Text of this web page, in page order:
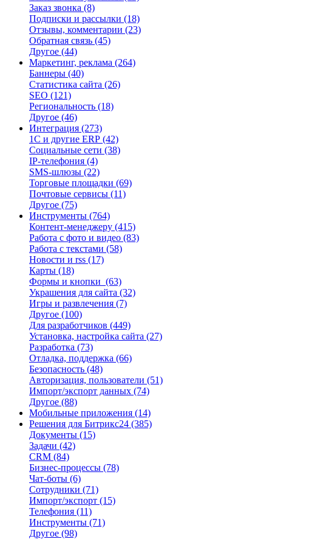
Заказ звонка (8)
Подписки и рассылки (18)
Отзывы, комментарии (23)
Обратная связь (45)
Другое (44)
Маркетинг, реклама (264)
Баннеры (40)
Статистика сайта (26)
SEO (121)
Региональность (18)
Другое (46)
Интеграция (273)
1С и другие ERP (42)
Социальные сети (38)
IP-телефония (4)
SMS-шлюзы (22)
Торговые площадки (69)
Почтовые сервисы (11)
Другое (75)
Инструменты (764)
Контент-менеджеру (415)
Работа с фото и видео (83)
Работа с текстами (58)
Новости и rss (17)
Карты (18)
Формы и кнопки (63)
Украшения для сайта (32)
Игры и развлечения (7)
Другое (100)
Для разработчиков (449)
Установка, настройка сайта (27)
Разработка (73)
Отладка, поддержка (66)
Безопасность (48)
Авторизация, пользователи (51)
Импорт/экспорт данных (74)
Другое (88)
Мобильные приложения (14)
Решения для Битрикс24 (385)
Документы (15)
Задачи (42)
CRM (84)
Бизнес-процессы (78)
Чат-боты (6)
Сотрудники (71)
Импорт/экспорт (15)
Телефония (11)
Инструменты (71)
Другое (98)